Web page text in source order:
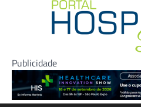
Publicidade